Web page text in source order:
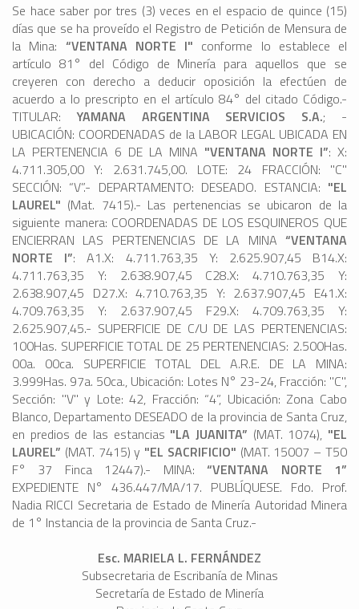
Se hace saber por tres (3) veces en el espacio de quince (15)
días que se ha proveído el Registro de Petición de Mensura de
la Mina: “VENTANA NORTE I" conforme lo establece el
artículo 81° del Código de Minería para aquellos que se
creyeren con derecho a deducir oposición la efectúen de
acuerdo a lo prescripto en el artículo 84° del citado Código.-
TITULAR:YAMANA ARGENTINA SERVICIOS S.A.; -
UBICACIÓN: COORDENADAS de la LABOR LEGAL UBICADA EN
LA PERTENENCIA 6 DE LA MINA "VENTANA NORTE I”: X:
4.711.305,00 Y: 2.631.745,00. LOTE: 24 FRACCIÓN: "C"
SECCIÓN: “V”.- DEPARTAMENTO: DESEADO. ESTANCIA: "EL
LAUREL" (Mat. 7415).- Las pertenencias se ubicaron de la
siguiente manera: COORDENADAS DE LOS ESQUINEROS QUE
ENCIERRAN LAS PERTENENCIAS DE LA MINA “VENTANA
NORTE I”: A1.X: 4.711.763,35 Y: 2.625.907,45 B14.X:
4.711.763,35 Y: 2.638.907,45 C28.X: 4.710.763,35 Y:
2.638.907,45 D27.X: 4.710.763,35 Y: 2.637.907,45 E41.X:
4.709.763,35 Y: 2.637.907,45 F29.X: 4.709.763,35 Y:
2.625.907,45.- SUPERFICIE DE C/U DE LAS PERTENENCIAS:
100Has. SUPERFICIE TOTAL DE 25 PERTENENCIAS: 2.500Has.
00a. 00ca. SUPERFICIE TOTAL DEL A.R.E. DE LA MINA:
3.999Has. 97a. 50ca., Ubicación: Lotes N° 23-24, Fracción: "C",
Sección: "V" y Lote: 42, Fracción: “4”, Ubicación: Zona Cabo
Blanco, Departamento DESEADO de la provincia de Santa Cruz,
en predios de las estancias "LA JUANITA” (MAT. 1074), "EL
LAUREL” (MAT. 7415) y "EL SACRIFICIO" (MAT. 15007 – T50
F° 37 Finca 12447).- MINA:“VENTANA NORTE 1”
EXPEDIENTE N° 436.447/MA/17. PUBLÍQUESE. Fdo. Prof.
Nadia RICCI Secretaria de Estado de Minería Autoridad Minera
de 1° Instancia de la provincia de Santa Cruz.-
Esc. MARIELA L. FERNÁNDEZ
Subsecretaria de Escribanía de Minas
Secretaría de Estado de Minería